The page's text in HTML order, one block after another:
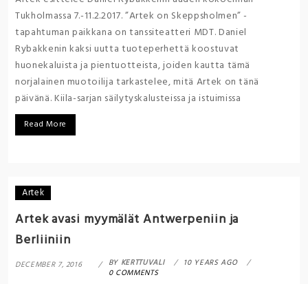
Tukholmassa 7.-11.2.2017. ”Artek on Skeppsholmen” -
tapahtuman paikkana on tanssiteatteri MDT. Daniel
Rybakkenin kaksi uutta tuoteperhettä koostuvat
huonekaluista ja pientuotteista, joiden kautta tämä
norjalainen muotoilija tarkastelee, mitä Artek on tänä
päivänä. Kiila-sarjan säilytyskalusteissa ja istuimissa
Read More
Artek
Artek avasi myymälät Antwerpeniin ja
Berliiniin
DECEMBER 7, 2016 BY KERTTUVALI
10 YEARS AGO
0 COMMENTS